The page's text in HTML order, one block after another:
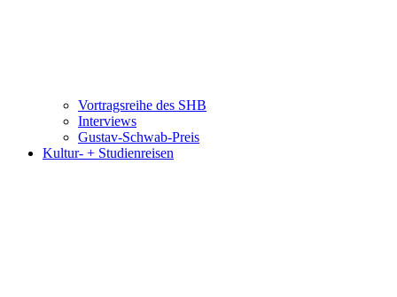
Vortragsreihe des SHB
Interviews
Gustav-Schwab-Preis
Kultur- + Studienreisen